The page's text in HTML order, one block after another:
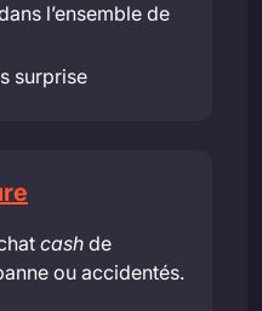
l’ensemble de
surprise
cash de
ou accidentés.